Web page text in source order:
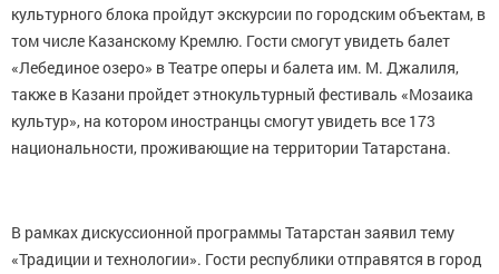
культурного блока пройдут экскурсии по городским объектам, в
том числе Казанскому Кремлю. Гости смогут увидеть балет
«Лебединое озеро» в Театре оперы и балета им. М. Джалиля,
также в Казани пройдет этнокультурный фестиваль «Мозаика
культур», на котором иностранцы смогут увидеть все 173
национальности, проживающие на территории Татарстана.
В рамках дискуссионной программы Татарстан заявил тему
«Традиции и технологии». Гости республики отправятся в город